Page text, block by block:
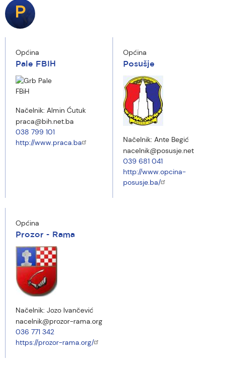
P
Općina
Pale FBIH
Načelnik: Almin Ćutuk
praca@bih.net.ba
038 799 101
http://www.praca.ba
Općina
Posušje
Načelnik: Ante Begić
nacelnik@posusje.net
039 681 041
http://www.opcina-
posusje.ba/
Općina
Prozor - Rama
Načelnik: Jozo Ivančević
nacelnik@prozor-rama.org
036 771 342
https://prozor-rama.org/